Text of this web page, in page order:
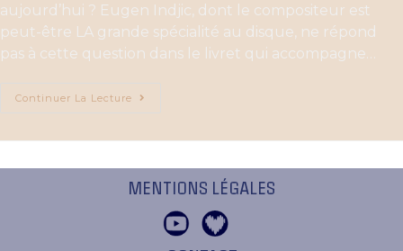
aujourd’hui ? Eugen Indjic, dont le compositeur est
peut-être LA grande spécialité au disque, ne répond
pas à cette question dans le livret qui accompagne…
Continuer La Lecture
MENTIONS LÉGALES